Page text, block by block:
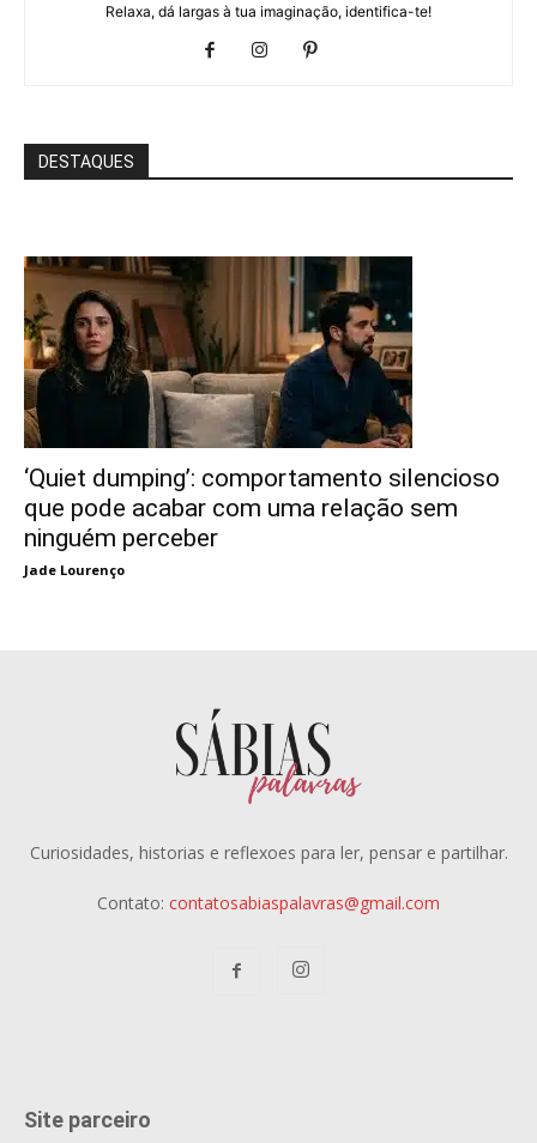
Relaxa, dá largas à tua imaginação, identifica-te!
DESTAQUES
‘Quiet dumping’: comportamento silencioso
que pode acabar com uma relação sem
ninguém perceber
Jade Lourenço
Curiosidades, historias e reflexoes para ler, pensar e partilhar.
Contato: contatosabiaspalavras@gmail.com
Site parceiro